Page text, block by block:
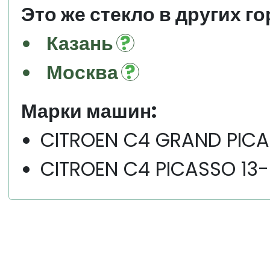
Это же стекло в других
Казань
Москва
Марки машин:
CITROEN C4 GRAND
CITROEN C4 PICASSO